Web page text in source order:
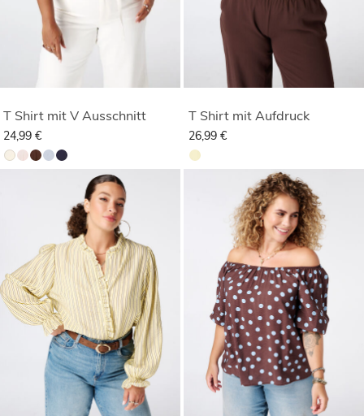
T Shirt mit V Ausschnitt
24,99 €
T Shirt mit Aufdruck
26,99 €